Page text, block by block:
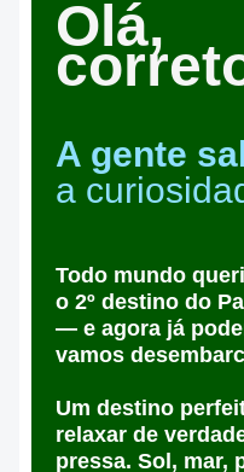
Olá,
A gente
a
Todo mundo
o 2º destino do
— e agora já
vamos
Um destino
relaxar de
pressa. Sol, mar,